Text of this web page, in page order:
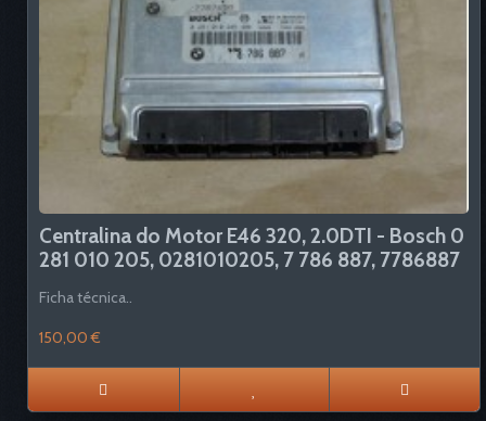
Centralina do Motor E46 320, 2.0DTI - Bosch 0
281 010 205, 0281010205, 7 786 887, 7786887
Ficha técnica..
150,00 €